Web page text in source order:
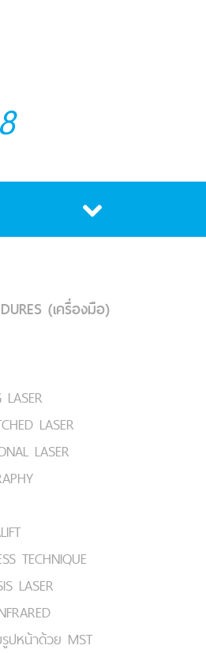
(เครื่องมือ)
LASER
LASER
LASER
TECHNIQUE
LASER
ปหน้าด้วย MST